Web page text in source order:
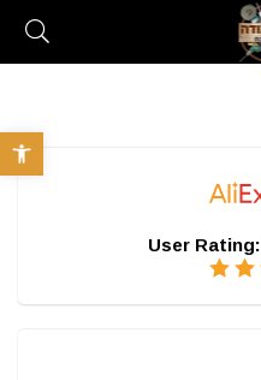
פתח
User Rating: